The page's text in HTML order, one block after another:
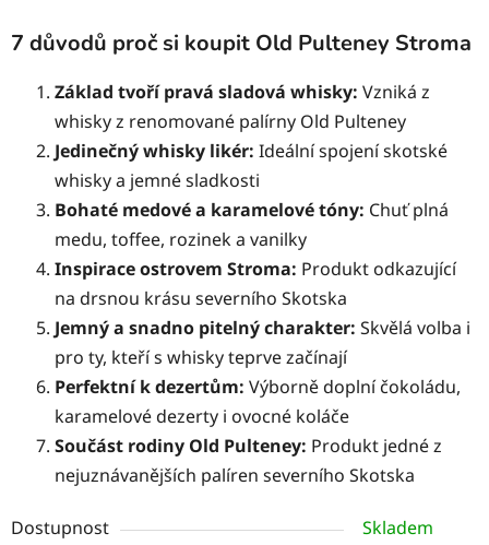
7 důvodů proč si koupit Old Pulteney Stroma
Základ tvoří pravá sladová whisky: Vzniká z
whisky z renomované palírny Old Pulteney
Jedinečný whisky likér: Ideální spojení skotské
whisky a jemné sladkosti
Bohaté medové a karamelové tóny: Chuť plná
medu, toffee, rozinek a vanilky
Inspirace ostrovem Stroma: Produkt odkazující
na drsnou krásu severního Skotska
Jemný a snadno pitelný charakter: Skvělá volba i
pro ty, kteří s whisky teprve začínají
Perfektní k dezertům: Výborně doplní čokoládu,
karamelové dezerty i ovocné koláče
Součást rodiny Old Pulteney: Produkt jedné z
nejuznávanějších palíren severního Skotska
Dostupnost
Skladem